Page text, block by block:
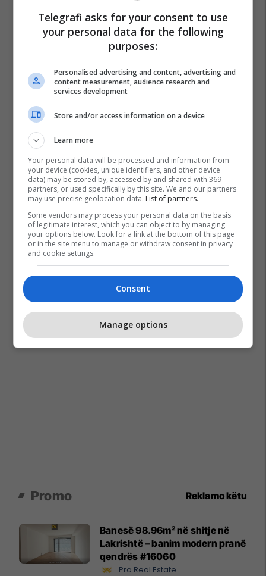
Roma Pisa Serie A
Promo Reklamo këtu
Banesë 98.96m² në shitje në
Lakrishtë – banim modern pranë
qendrës #16060
Pro Real Estate
Telegrafi asks for your consent to use
your personal data for the following
purposes:
Personalised advertising and content, advertising and
content measurement, audience research and
services development
Store and/or access information on a device
Learn more
Your personal data will be processed and information from
your device (cookies, unique identifiers, and other device
data) may be stored by, accessed by and shared with 369
partners, or used specifically by this site. We and our partners
may use precise geolocation data. List of partners.
Some vendors may process your personal data on the basis
of legitimate interest, which you can object to by managing
your options below. Look for a link at the bottom of this page
or in the site menu to manage or withdraw consent in privacy
and cookie settings.
Consent
Manage options